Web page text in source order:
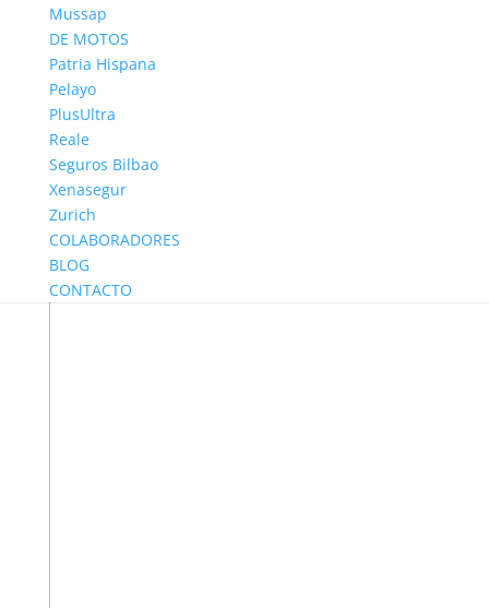
Mussap
DE MOTOS
Patria Hispana
Pelayo
PlusUltra
Reale
Seguros Bilbao
Xenasegur
Zurich
COLABORADORES
BLOG
CONTACTO